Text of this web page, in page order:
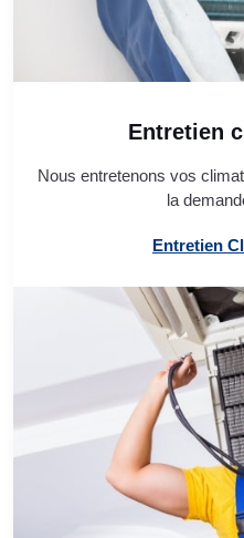
Entretien
Nous entretenons vos
la
Entretien